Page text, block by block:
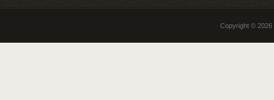
Copyright © 2026